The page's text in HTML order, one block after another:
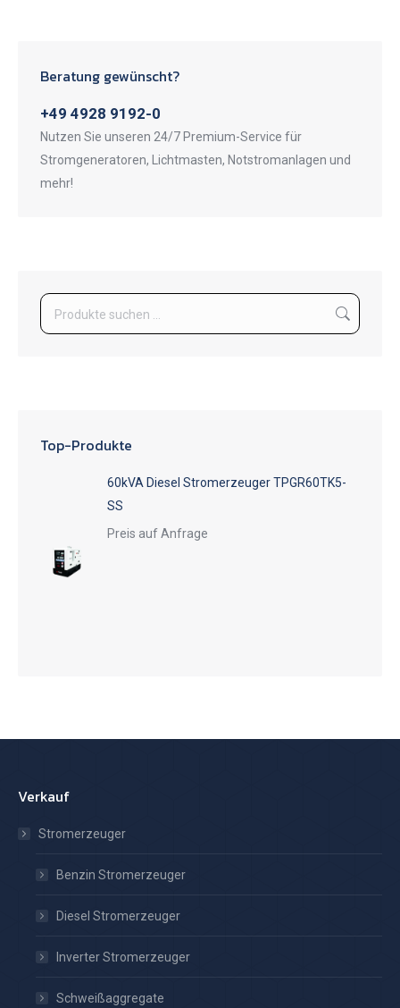
Beratung gewünscht?
+49 4928 9192-0
Nutzen Sie unseren 24/7 Premium-Service für
Stromgeneratoren, Lichtmasten, Notstromanlagen und
mehr!
Top-Produkte
60kVA Diesel Stromerzeuger TPGR60TK5-
SS
Preis auf Anfrage
Verkauf
Stromerzeuger
Benzin Stromerzeuger
Diesel Stromerzeuger
Inverter Stromerzeuger
Schweißaggregate